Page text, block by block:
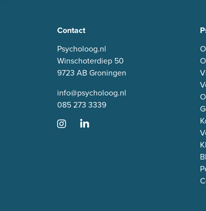
Contact
Psycholoog.nl
Winschoterdiep 50
9723 AB Groningen
info@psycholoog.nl
085 273 3339